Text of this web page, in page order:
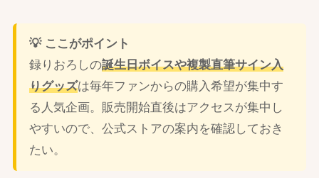
💡 ここがポイント
録りおろしの誕生日ボイスや複製直筆サイン入
りグッズは毎年ファンからの購入希望が集中す
る人気企画。販売開始直後はアクセスが集中し
やすいので、公式ストアの案内を確認しておき
たい。